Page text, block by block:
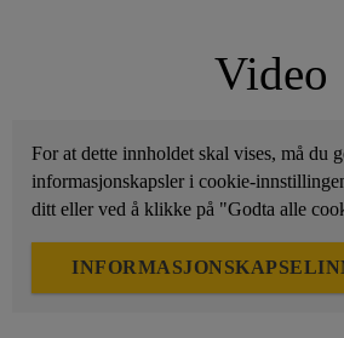
Video
For at dette innholdet skal vises, må du
informasjonskapsler i cookie-
ditt eller ved å klikke på "Godta alle